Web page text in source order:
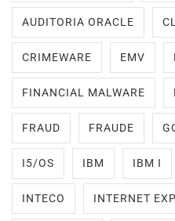
AUDITORIA ORACLE
CRIMEWARE EMV
FINANCIAL MALWARE
FRAUD FRAUDE
I5/OS IBM IBM I
INTECO INTERNET